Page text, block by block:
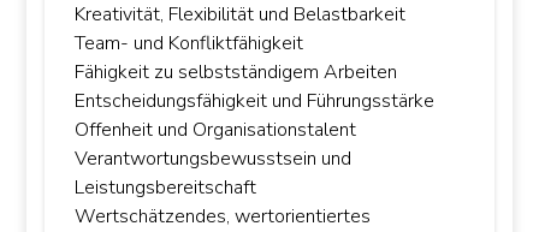
Kreativität, Flexibilität und Belastbarkeit
Team- und Konfliktfähigkeit
Fähigkeit zu selbstständigem Arbeiten
Entscheidungsfähigkeit und Führungsstärke
Offenheit und Organisationstalent
Verantwortungsbewusstsein und
Leistungsbereitschaft
Wertschätzendes, wertorientiertes